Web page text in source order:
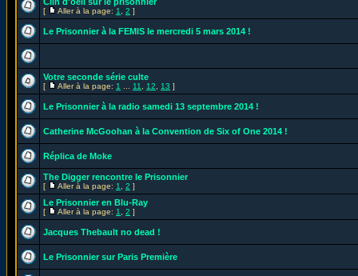
[ Aller à la page: 1 2 ]
Le Prisonnier à la FEMIS le mercredi 5 mars 2014 !
Votre seconde série culte
[ Aller à la page: 1 11 12 13 ]
Le Prisonnier à la radio samedi 13 septembre 2014 !
Catherine McGoohan à la Convention de Six of One 2014 !
Réplica de Moke
The Digger rencontre le Prisonnier
[ Aller à la page: 1 2 ]
Le Prisonnier en Blu-Ray
[ Aller à la page: 1 2 ]
Jacques Thebault no dead !
Le Prisonnier sur Paris Première